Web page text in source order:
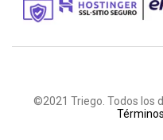
©2021 Triego. Todos los